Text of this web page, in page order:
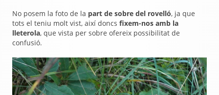
No posem la foto de la part de sobre del rovelló, ja que
tots el teniu molt vist, així doncs fixem-nos amb la
lleterola, que vista per sobre ofereix possibilitat de
confusió.